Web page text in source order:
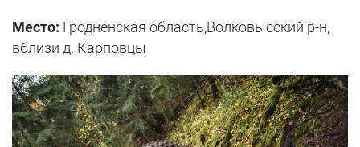
Место: Гродненская область,Волковысский р-н,
вблизи д. Карповцы